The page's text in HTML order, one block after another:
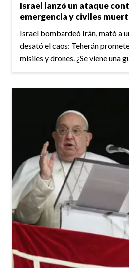
Israel lanzó un ataque
emergencia y civiles
Israel bombardeó Irán, mató a
desató el caos: Teherán
misiles y drones. ¿Se viene una